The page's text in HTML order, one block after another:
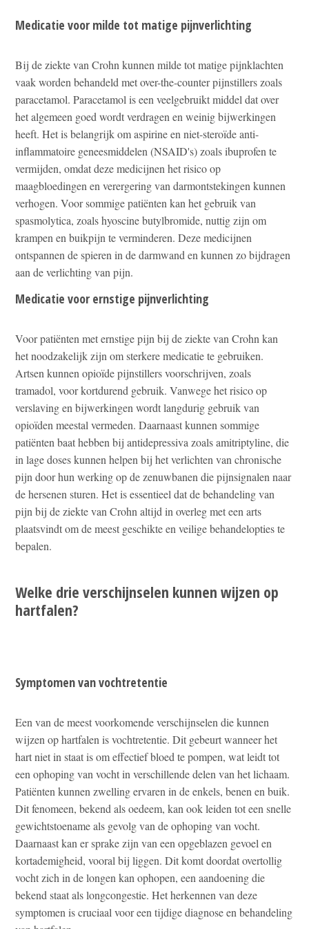
Medicatie voor milde tot matige pijnverlichting
Bij de ziekte van Crohn kunnen milde tot matige pijnklachten
vaak worden behandeld met over-the-counter pijnstillers zoals
paracetamol. Paracetamol is een veelgebruikt middel dat over
het algemeen goed wordt verdragen en weinig bijwerkingen
heeft. Het is belangrijk om aspirine en niet-steroïde anti-
inflammatoire geneesmiddelen (NSAID's) zoals ibuprofen te
vermijden, omdat deze medicijnen het risico op
maagbloedingen en verergering van darmontstekingen kunnen
verhogen. Voor sommige patiënten kan het gebruik van
spasmolytica, zoals hyoscine butylbromide, nuttig zijn om
krampen en buikpijn te verminderen. Deze medicijnen
ontspannen de spieren in de darmwand en kunnen zo bijdragen
aan de verlichting van pijn.
Medicatie voor ernstige pijnverlichting
Voor patiënten met ernstige pijn bij de ziekte van Crohn kan
het noodzakelijk zijn om sterkere medicatie te gebruiken.
Artsen kunnen opioïde pijnstillers voorschrijven, zoals
tramadol, voor kortdurend gebruik. Vanwege het risico op
verslaving en bijwerkingen wordt langdurig gebruik van
opioïden meestal vermeden. Daarnaast kunnen sommige
patiënten baat hebben bij antidepressiva zoals amitriptyline, die
in lage doses kunnen helpen bij het verlichten van chronische
pijn door hun werking op de zenuwbanen die pijnsignalen naar
de hersenen sturen. Het is essentieel dat de behandeling van
pijn bij de ziekte van Crohn altijd in overleg met een arts
plaatsvindt om de meest geschikte en veilige behandelopties te
bepalen.
Welke drie verschijnselen kunnen wijzen op
hartfalen?
Symptomen van vochtretentie
Een van de meest voorkomende verschijnselen die kunnen
wijzen op hartfalen is vochtretentie. Dit gebeurt wanneer het
hart niet in staat is om effectief bloed te pompen, wat leidt tot
een ophoping van vocht in verschillende delen van het lichaam.
Patiënten kunnen zwelling ervaren in de enkels, benen en buik.
Dit fenomeen, bekend als oedeem, kan ook leiden tot een snelle
gewichtstoename als gevolg van de ophoping van vocht.
Daarnaast kan er sprake zijn van een opgeblazen gevoel en
kortademigheid, vooral bij liggen. Dit komt doordat overtollig
vocht zich in de longen kan ophopen, een aandoening die
bekend staat als longcongestie. Het herkennen van deze
symptomen is cruciaal voor een tijdige diagnose en behandeling